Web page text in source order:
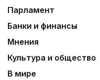
Парламент
Банки и финансы
Мнения
Культура и общество
В мире